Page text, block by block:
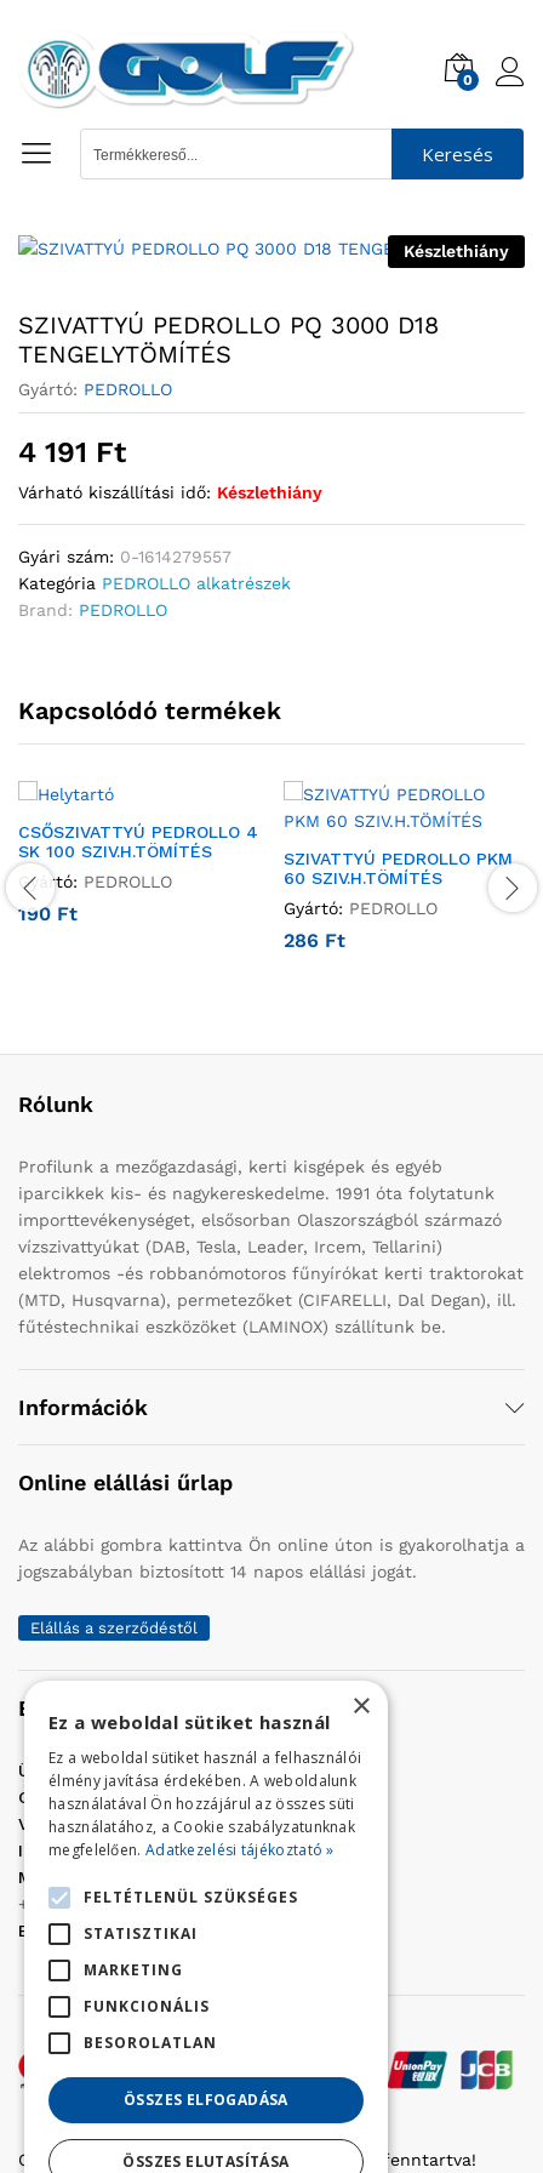
0
Keresés
Készlethiány
SZIVATTYÚ PEDROLLO PQ 3000 D18
TENGELYTÖMÍTÉS
Gyártó: PEDROLLO
4 191 Ft
Várható kiszállítási idő: Készlethiány
Gyári szám: 0-1614279557
Kategória PEDROLLO alkatrészek
Brand: PEDROLLO
Kapcsolódó termékek
CSŐSZIVATTYÚ PEDROLLO 4
SK 100 SZIV.H.TÖMÍTÉS
Gyártó: PEDROLLO
190 Ft
SZIVATTYÚ PEDROLLO PKM
60 SZIV.H.TÖMÍTÉS
Gyártó: PEDROLLO
286 Ft
Rólunk
Profilunk a mezőgazdasági, kerti kisgépek és egyéb
iparcikkek kis- és nagykereskedelme. 1991 óta folytatunk
importtevékenységet, elsősorban Olaszországból származó
vízszivattyúkat (DAB, Tesla, Leader, Ircem, Tellarini)
elektromos -és robbanómotoros fűnyírókat kerti traktorokat
(MTD, Husqvarna), permetezőket (CIFARELLI, Dal Degan), ill.
fűtéstechnikai eszközöket (LAMINOX) szállítunk be.
Információk
Online elállási űrlap
Az alábbi gombra kattintva Ön online úton is gyakorolhatja a
jogszabályban biztosított 14 napos elállási jogát.
Elállás a szerződéstől
Elérhetőség
Üzletünk címe:
Szolnok, Vércse út 17.
Golf Center Áruház:06 (56) 423-324
VÁR-Kert Áruház: 06 (56) 429-771
Iroda:06 (56) 421-857
Megrendelés, termék információ:
+36 (70) 938-3356
E-mail:
golfaruhaz@gmail.com
Copyright © 2022 Golfker Kft. - Minden jog fenntartva!
×
Ez a weboldal sütiket használ
Ez a weboldal sütiket használ a felhasználói
élmény javítása érdekében. A weboldalunk
használatával Ön hozzájárul az összes süti
használatához, a Cookie szabályzatunknak
megfelelően. Adatkezelési tájékoztató »
FELTÉTLENÜL SZÜKSÉGES
STATISZTIKAI
MARKETING
FUNKCIONÁLIS
BESOROLATLAN
ÖSSZES ELFOGADÁSA
ÖSSZES ELUTASÍTÁSA